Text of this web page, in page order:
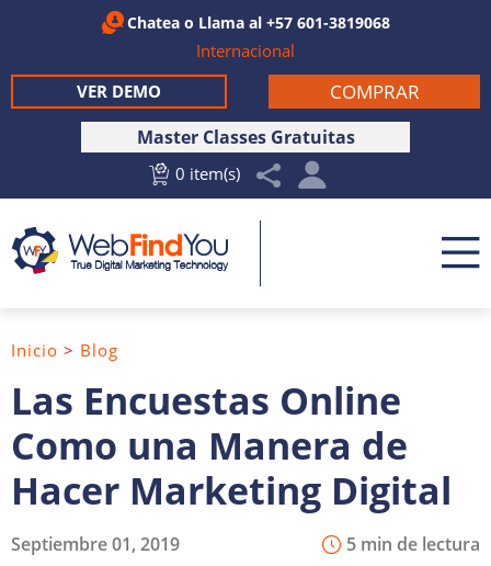
Chatea o Llama al +57 601-3819068
Internacional
Master Classes Gratuitas
0 item(s)
COMPRAR
VER DEMO
Las Encuestas Online
Como una Manera de
Hacer Marketing Digital
Inicio > Blog
5 min de lectura
Septiembre 01, 2019